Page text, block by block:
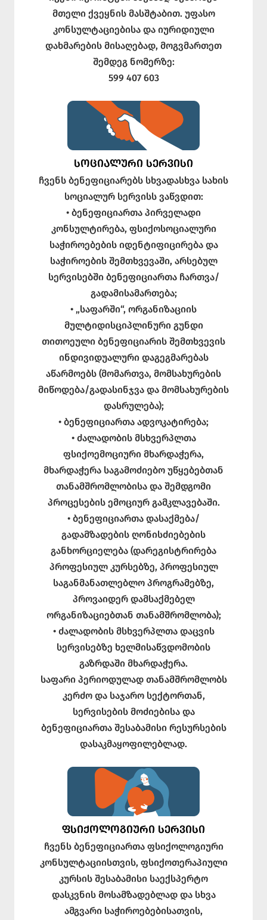
მთელი ქვეყნის მასშტაბით. უფასო
კონსულტაციებისა და იურიდიული
დახმარების მისაღებად, მოგვმართეთ
შემდეგ ნომერზე:
599 407 603
ᲡᲝᲪᲘᲐᲚᲣᲠᲘ ᲡᲔᲠᲕᲘᲡᲘ
ჩვენს ბენეფიციარებს სხვადასხვა სახის
სოციალურ სერვისს ვაწვდით:
• ბენეფიციართა პირველადი
კონსულტირება, ფსიქოსოციალური
საჭიროებების იდენტიფიცირება და
საჭიროების შემთხვევაში, არსებულ
სერვისებში ბენეფიციართა ჩართვა/
გადამისამართება;
• „საფარში“, ორგანიზაციის
მულტიდისციპლინური გუნდი
თითოეული ბენეფიციარის შემთხვევის
ინდივიდუალური დაგეგმარებას
აწარმოებს (მომართვა, მომსახურების
მიწოდება/გადასინჯვა და მომსახურების
დასრულება);
• ბენეფიციართა ადვოკატირება;
• ძალადობის მსხვერპლთა
ფსიქოემოციური მხარდაჭერა,
მხარდაჭერა საგამოძიებო უწყებებთან
თანამშრომლობისა და შემდგომი
პროცესების ემოციურ გამკლავებაში.
• ბენეფიციართა დასაქმება/
გადამზადების ღონისძიებების
განხორციელება (დარეგისტრირება
პროფესიულ კურსებზე, პროფესიულ
საგანმანათლებლო პროგრამებზე,
პროვაიდერ დამსაქმებელ
ორგანიზაციებთან თანამშრომლობა);
• ძალადობის მსხვერპლთა დაცვის
სერვისებზე ხელმისაწვდომობის
გაზრდაში მხარდაჭერა.
საფარი პერიოდულად თანამშრომლობს
კერძო და საჯარო სექტორთან,
სერვისების მოძიებისა და
ბენეფიციართა შესაბამისი რესურსების
დასაკმაყოფილებლად.
ᲤᲡᲘᲥᲝᲚᲝᲒᲘᲣᲠᲘ ᲡᲔᲠᲕᲘᲡᲘ
ჩვენს ბენეფიციართა ფსიქოლოგიური
კონსულტაციისთვის, ფსიქოთერაპიული
კურსის შესაბამისი საექსპერტო
დასკვნის მოსამზადებლად და სხვა
ამგვარი საჭიროებებისათვის,